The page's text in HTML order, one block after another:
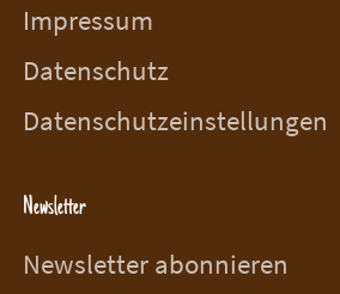
Impressum
Datenschutz
Datenschutzeinstellungen
Newsletter
Newsletter abonnieren